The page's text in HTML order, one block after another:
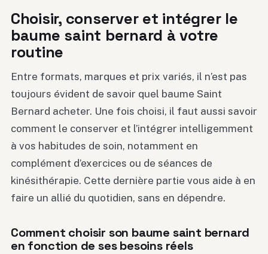
Choisir, conserver et intégrer le
baume saint bernard à votre
routine
Entre formats, marques et prix variés, il n’est pas
toujours évident de savoir quel baume Saint
Bernard acheter. Une fois choisi, il faut aussi savoir
comment le conserver et l’intégrer intelligemment
à vos habitudes de soin, notamment en
complément d’exercices ou de séances de
kinésithérapie. Cette dernière partie vous aide à en
faire un allié du quotidien, sans en dépendre.
Comment choisir son baume saint bernard
en fonction de ses besoins réels